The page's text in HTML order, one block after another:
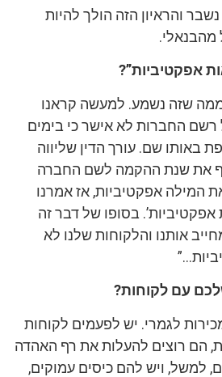
והראיון הזה הולך להיות
מהבנאלי.
אפקטיביות”?
שזה נשמע. למעשה קראנו
רשם החברות לא אישר כי בימים
באותו שם. עורך הדין שליווה
את שנת ההקמה לשם החברה
המילה אפקטיביות, אז אמרנו
אפקטיביות’. בסופו של דבר זה
אותנו והלקוחות שלנו לא
עם לקוחות?
לגמרי. יש לפעמים לקוחות
הם רוצים להעלות את רף האהדה
למשל, ויש להם כיסים עמוקים,